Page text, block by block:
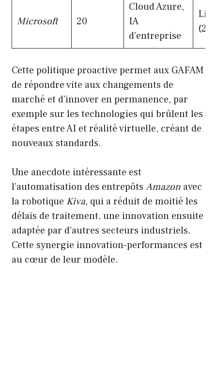
Microsoft 20
Cloud Azure,
IA
d’entreprise
Cette politique proactive permet aux GAFAM
de répondre vite aux changements de
marché et d’innover en permanence, par
exemple sur les technologies qui brûlent les
étapes entre AI et réalité virtuelle, créant de
nouveaux standards.
Une anecdote intéressante est
l’automatisation des entrepôts Amazon avec
la robotique Kiva, qui a réduit de moitié les
délais de traitement, une innovation ensuite
adaptée par d’autres secteurs industriels.
Cette synergie innovation-performances est
au cœur de leur modèle.